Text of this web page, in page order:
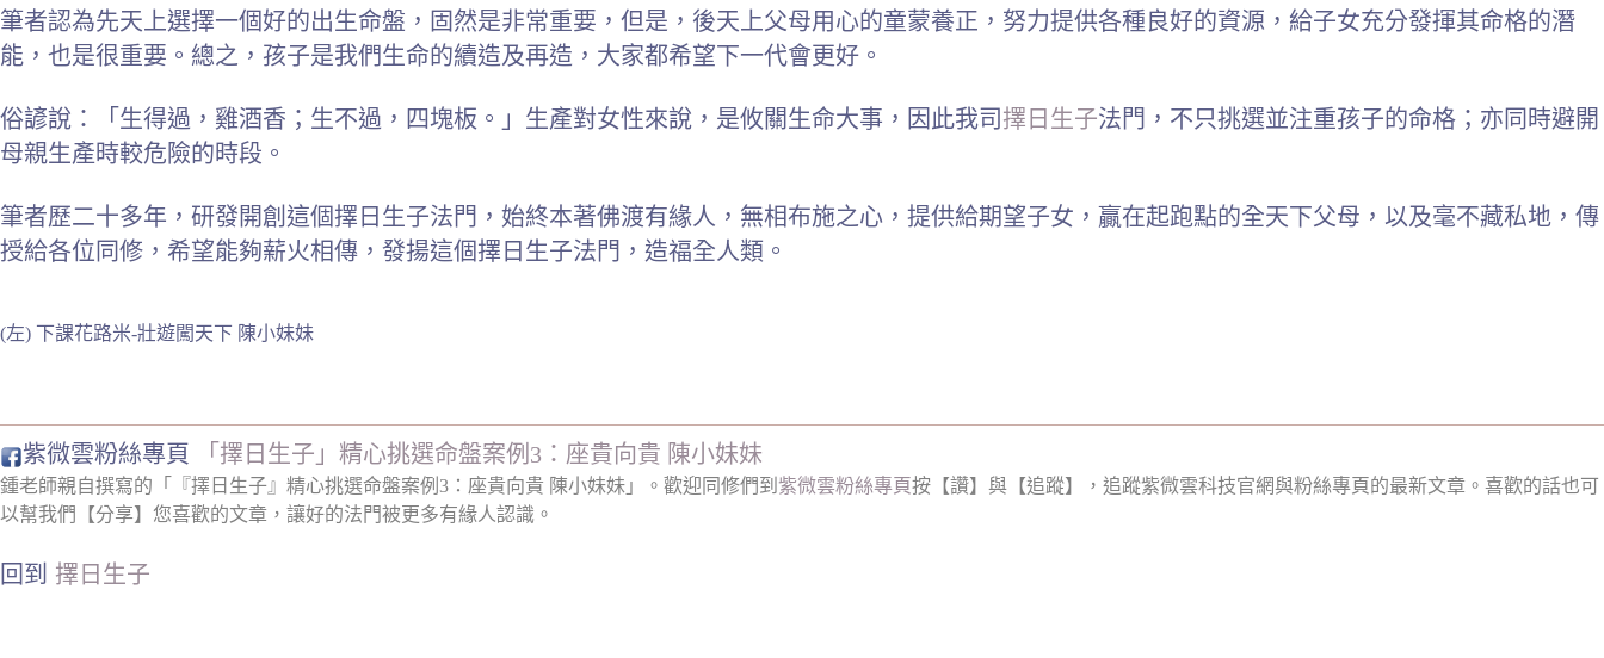
筆者認為先天上選擇一個好的出生命盤，固然是非常重要，但是，後天上父母用心的童蒙養正，努力提供各種良好的資源，給子女充分發揮其命格的潛
能，也是很重要。總之，孩子是我們生命的續造及再造，大家都希望下一代會更好。
俗諺說：「生得過，雞酒香；生不過，四塊板。」生產對女性來說，是攸關生命大事，因此我司 擇日生子法門，不只挑選並注重孩子的命格；亦同時避開
母親生產時較危險的時段。
筆者歷二十多年，研發開創這個擇日生子法門，始終本著佛渡有緣人，無相布施之心，提供給期望子女，贏在起跑點的全天下父母，以及毫不藏私地，傳
授給各位同修，希望能夠薪火相傳，發揚這個擇日生子法門，造福全人類。
(左) 下課花路米-壯遊闖天下 陳小妹妹
紫微雲粉絲專頁 「擇日生子」精心挑選命盤案例3：座貴向貴 陳小妹妹
鍾老師親自撰寫的「『擇日生子』精心挑選命盤案例3：座貴向貴 陳小妹妹」。歡迎同修們到 紫微雲粉絲專頁按【讚】與【追蹤】，追蹤紫微雲科技官網與粉絲專頁的最新文章。喜歡的話也可
以幫我們【分享】您喜歡的文章，讓好的法門被更多有緣人認識。
回到 擇日生子